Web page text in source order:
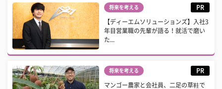
将来を考える PR
【ディーエムソリューションズ】入社3
年目営業職の先輩が語る！就活で磨い
た...
将来を考える PR
マンゴー農家と会社員、二足の草鞋で